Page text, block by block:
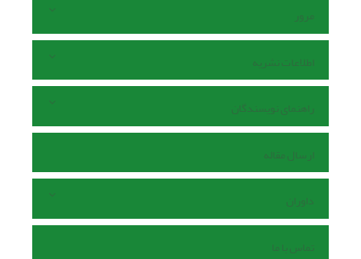
مرور
اطلاعات نشریه
راهنمای نویسندگان
ارسال مقاله
داوران
تماس با ما